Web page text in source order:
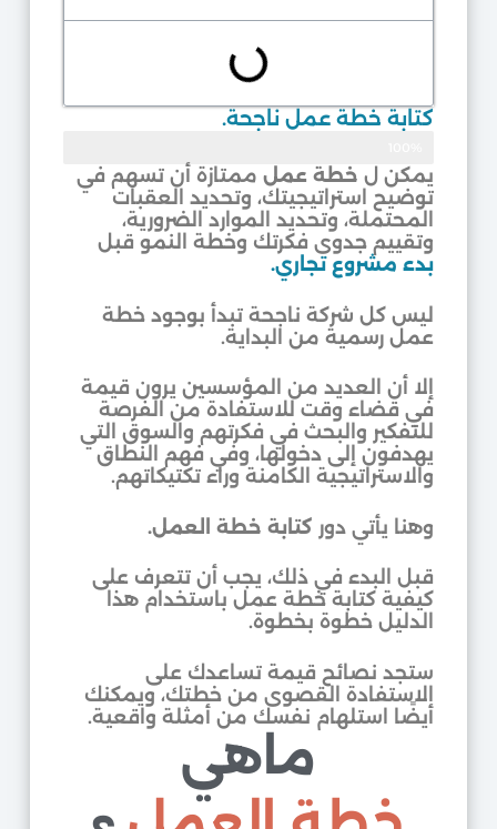
كتابة خطة عمل ناجحة.
يمكن ل خطة عمل ممتازة أن تسهم في
توضيح استراتيجيتك، وتحديد العقبات
المحتملة، وتحديد الموارد الضرورية،
وتقييم جدوى فكرتك وخطة النمو قبل
بدء مشروع تجاري.
ليس كل شركة ناجحة تبدأ بوجود خطة
عمل رسمية من البداية.
إلا أن العديد من المؤسسين يرون قيمة
في قضاء وقت للاستفادة من الفرصة
للتفكير والبحث في فكرتهم والسوق التي
يهدفون إلى دخولها، وفي فهم النطاق
والاستراتيجية الكامنة وراء تكتيكاتهم.
وهنا يأتي دور كتابة خطة العمل.
قبل البدء في ذلك، يجب أن تتعرف على
كيفية كتابة خطة عمل باستخدام هذا
الدليل خطوة بخطوة.
ستجد نصائح قيمة تساعدك على
الاستفادة القصوى من خطتك، ويمكنك
أيضًا استلهام نفسك من أمثلة واقعية.
ماهي